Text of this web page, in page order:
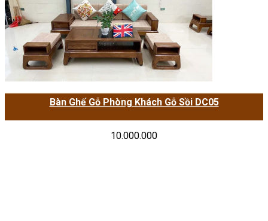
Bàn Ghế Gỗ Phòng Khách Gỗ Sồi DC05
10.000.000